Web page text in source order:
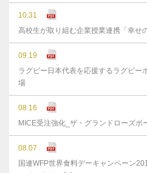
10.31
高校生が取り組む企業授業連携「幸せ
09.19
ラグビー日本代表を応援するラグビー
場
08.16
MICE受注強化_ザ・グランドローズボ
08.07
国連WFP世界食料デーキャンペーン